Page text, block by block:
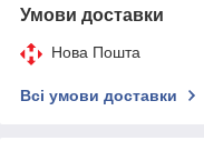
Умови доставки
Нова Пошта
Всі умови доставки